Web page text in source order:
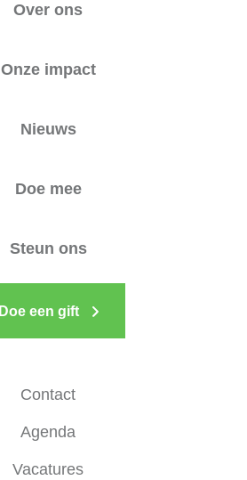
Over ons
Onze impact
Nieuws
Doe mee
Steun ons
Doe een gift
Contact
Agenda
Vacatures